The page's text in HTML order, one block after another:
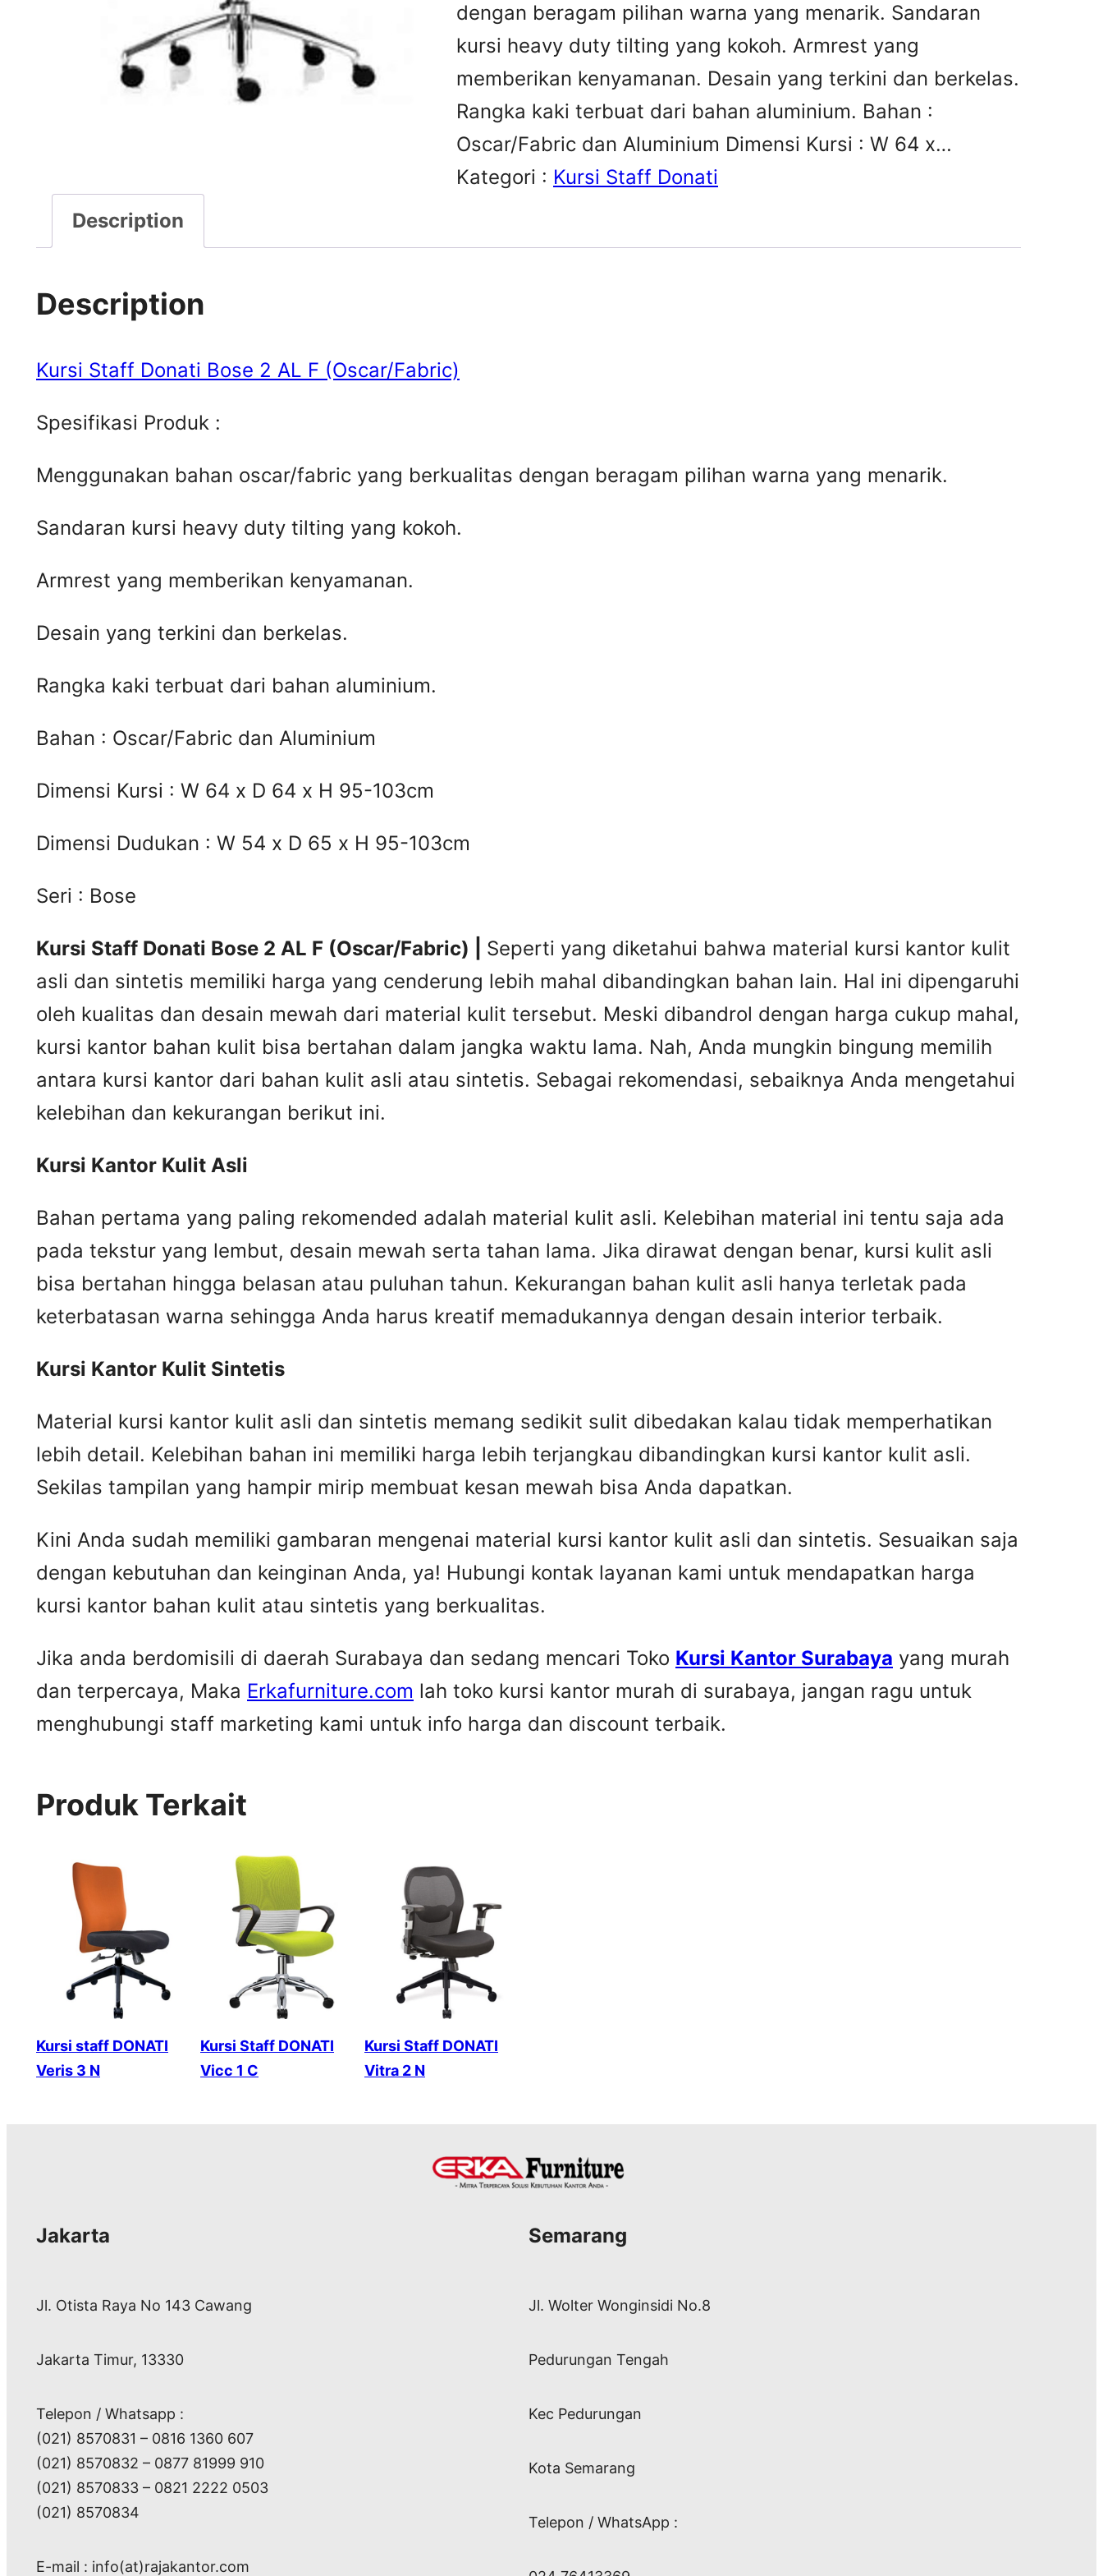
dengan beragam pilihan warna yang menarik. Sandaran
kursi heavy duty tilting yang kokoh. Armrest yang
memberikan kenyamanan. Desain yang terkini dan berkelas.
Rangka kaki terbuat dari bahan aluminium. Bahan :
Oscar/Fabric dan Aluminium Dimensi Kursi : W 64 x…
Kategori : Kursi Staff Donati
Description
Description
Kursi Staff Donati Bose 2 AL F (Oscar/Fabric)
Spesifikasi Produk :
Menggunakan bahan oscar/fabric yang berkualitas dengan beragam pilihan warna yang menarik.
Sandaran kursi heavy duty tilting yang kokoh.
Armrest yang memberikan kenyamanan.
Desain yang terkini dan berkelas.
Rangka kaki terbuat dari bahan aluminium.
Bahan : Oscar/Fabric dan Aluminium
Dimensi Kursi : W 64 x D 64 x H 95-103cm
Dimensi Dudukan : W 54 x D 65 x H 95-103cm
Seri : Bose
Kursi Staff Donati Bose 2 AL F (Oscar/Fabric) | Seperti yang diketahui bahwa material kursi kantor kulit
asli dan sintetis memiliki harga yang cenderung lebih mahal dibandingkan bahan lain. Hal ini dipengaruhi
oleh kualitas dan desain mewah dari material kulit tersebut. Meski dibandrol dengan harga cukup mahal,
kursi kantor bahan kulit bisa bertahan dalam jangka waktu lama. Nah, Anda mungkin bingung memilih
antara kursi kantor dari bahan kulit asli atau sintetis. Sebagai rekomendasi, sebaiknya Anda mengetahui
kelebihan dan kekurangan berikut ini.
Kursi Kantor Kulit Asli
Bahan pertama yang paling rekomended adalah material kulit asli. Kelebihan material ini tentu saja ada
pada tekstur yang lembut, desain mewah serta tahan lama. Jika dirawat dengan benar, kursi kulit asli
bisa bertahan hingga belasan atau puluhan tahun. Kekurangan bahan kulit asli hanya terletak pada
keterbatasan warna sehingga Anda harus kreatif memadukannya dengan desain interior terbaik.
Kursi Kantor Kulit Sintetis
Material kursi kantor kulit asli dan sintetis memang sedikit sulit dibedakan kalau tidak memperhatikan
lebih detail. Kelebihan bahan ini memiliki harga lebih terjangkau dibandingkan kursi kantor kulit asli.
Sekilas tampilan yang hampir mirip membuat kesan mewah bisa Anda dapatkan.
Kini Anda sudah memiliki gambaran mengenai material kursi kantor kulit asli dan sintetis. Sesuaikan saja
dengan kebutuhan dan keinginan Anda, ya! Hubungi kontak layanan kami untuk mendapatkan harga
kursi kantor bahan kulit atau sintetis yang berkualitas.
Jika anda berdomisili di daerah Surabaya dan sedang mencari Toko Kursi Kantor Surabaya yang murah
dan terpercaya, Maka Erkafurniture.com lah toko kursi kantor murah di surabaya, jangan ragu untuk
menghubungi staff marketing kami untuk info harga dan discount terbaik.
Produk Terkait
Kursi staff DONATI
Veris 3 N
Kursi Staff DONATI
Vicc 1 C
Kursi Staff DONATI
Vitra 2 N
Jakarta
Jl. Otista Raya No 143 Cawang
Jakarta Timur, 13330
Telepon / Whatsapp :
(021) 8570831 – 0816 1360 607
(021) 8570832 – 0877 81999 910
(021) 8570833 – 0821 2222 0503
(021) 8570834
E-mail : info(at)rajakantor.com
Semarang
Jl. Wolter Wonginsidi No.8
Pedurungan Tengah
Kec Pedurungan
Kota Semarang
Telepon / WhatsApp :